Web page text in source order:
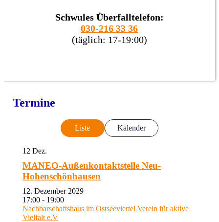
Schwules Überfalltelefon:
030-216 33 36
(täglich: 17-19:00)
Termine
Liste Kalender
12 Dez.
MANEO-Außenkontaktstelle Neu-
Hohenschönhausen
12. Dezember 2029
17:00 - 19:00
Nachbarschaftshaus im Ostseeviertel Verein für aktive
Vielfalt e.V